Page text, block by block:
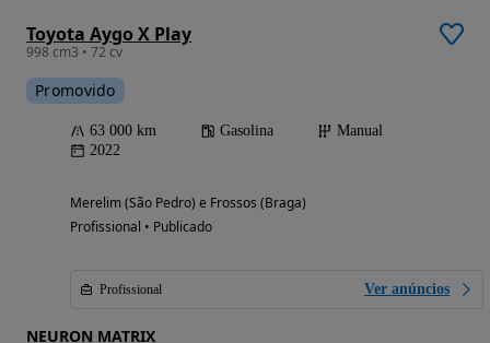
Toyota Aygo X Play
998 cm3 • 72 cv
Promovido
63 000 km Gasolina
Manual
2022
Merelim (São Pedro) e Frossos (Braga)
Profissional • Publicado
Profissional Ver anúncios
NEURON MATRIX